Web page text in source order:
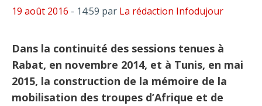
19 août 2016 - 14:59 par La rédaction Infodujour
Dans la continuité des sessions tenues à
Rabat, en novembre 2014, et à Tunis, en mai
2015, la construction de la mémoire de la
mobilisation des troupes d’Afrique et de